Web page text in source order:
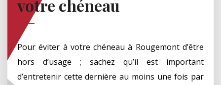
votre chéneau
Pour éviter à votre chéneau à Rougemont d’être
hors d’usage ; sachez qu’il est important
d’entretenir cette dernière au moins une fois par